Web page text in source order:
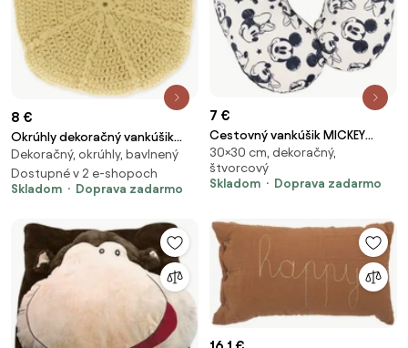
8 €
Okrúhly dekoračný vankúšik
DORA 45 cm, žltý
Dekoračný, okrúhly, bavlnený
Dostupné v 2 e-shopoch
Skladom
Doprava zadarmo
7 €
Cestovný vankúšik MICKEY
MOUSE 30x30 cm, biely
30×30 cm, dekoračný,
štvorcový
Skladom
Doprava zadarmo